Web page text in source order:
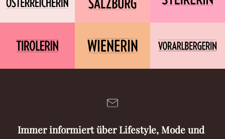
Immer informiert über Lifestyle, Mode und